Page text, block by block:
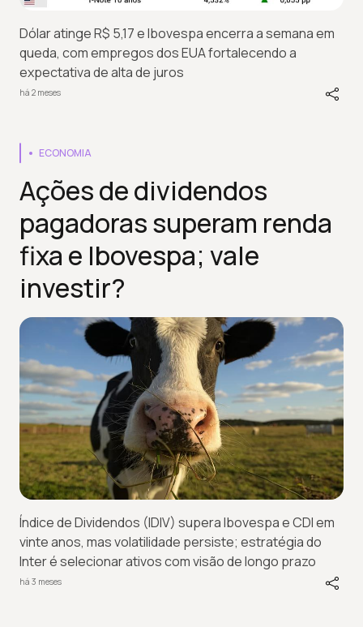
Dólar atinge R$ 5,17 e Ibovespa encerra a semana em
queda, com empregos dos EUA fortalecendo a
expectativa de alta de juros
há 2 meses
ECONOMIA
Ações de dividendos
pagadoras superam renda
fixa e Ibovespa; vale
investir?
Índice de Dividendos (IDIV) supera Ibovespa e CDI em
vinte anos, mas volatilidade persiste; estratégia do
Inter é selecionar ativos com visão de longo prazo
há 3 meses